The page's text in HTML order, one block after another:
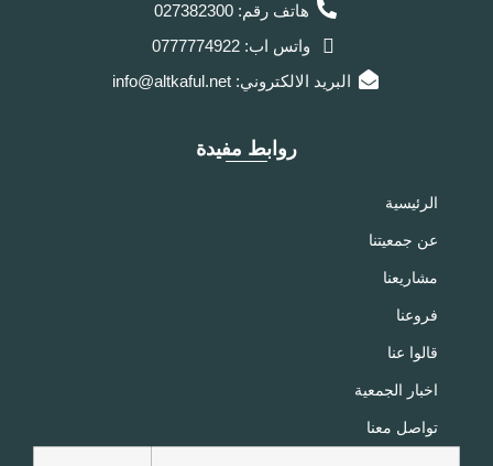
هاتف رقم: 027382300
واتس اب: 0777774922
البريد الالكتروني: info@altkaful.net
روابط مفيدة
الرئيسية
عن جمعيتنا
مشاريعنا
فروعنا
قالوا عنا
اخبار الجمعية
تواصل معنا